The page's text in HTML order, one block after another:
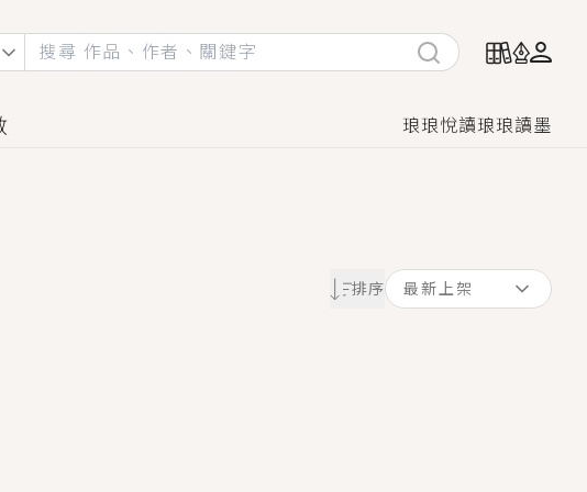
琅琅悅讀琅琅讀墨
別戀，她頭也不回找新歡，他居然還後悔了？
最推純愛GL漫畫！
〃°ω°〃)♡→
屍櫃？！
自主追逐著她……
排序 最新上架